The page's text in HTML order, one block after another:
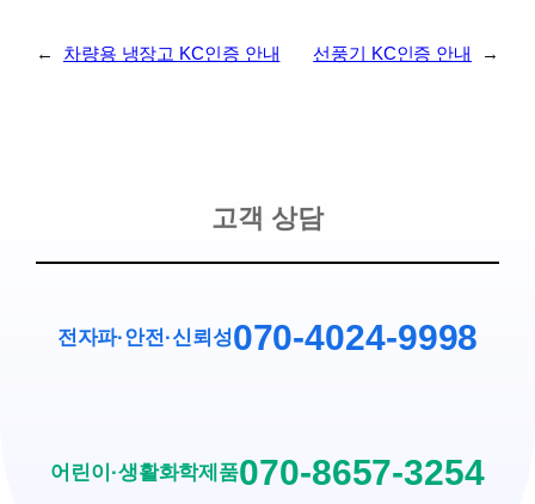
← 차량용 냉장고 KC인증 안내 선풍기 KC인증 안내 →
고객 상담
전자파·안전·신뢰성070-4024-9998
어린이·생활화학제품070-8657-3254